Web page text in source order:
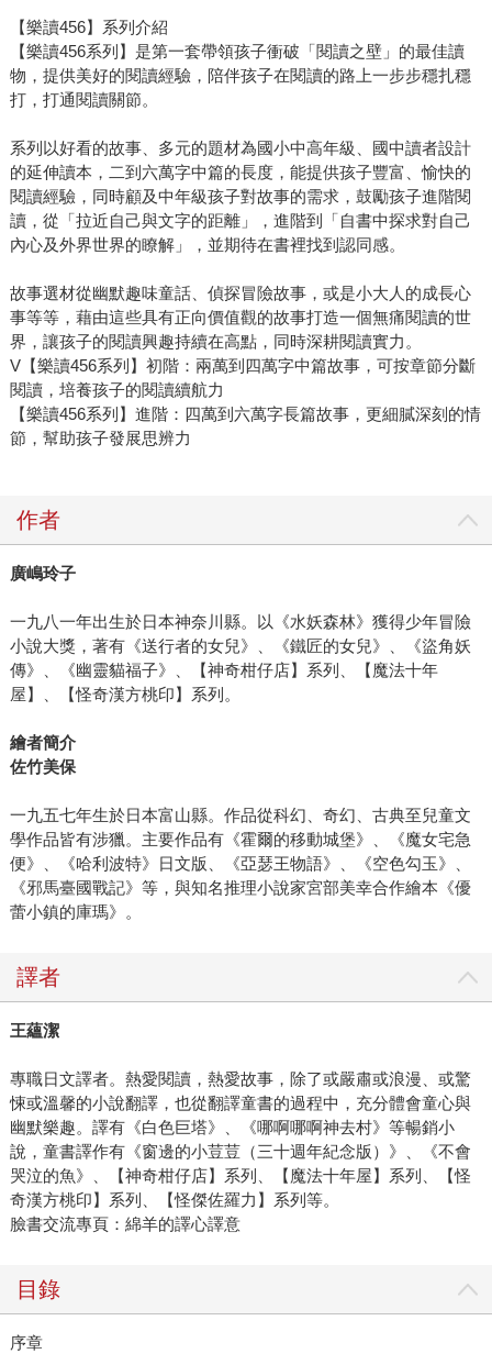
【樂讀456】系列介紹
【樂讀456系列】是第一套帶領孩子衝破「閱讀之壁」的最佳讀
物，提供美好的閱讀經驗，陪伴孩子在閱讀的路上一步步穩扎穩
打，打通閱讀關節。
系列以好看的故事、多元的題材為國小中高年級、國中讀者設計
的延伸讀本，二到六萬字中篇的長度，能提供孩子豐富、愉快的
閱讀經驗，同時顧及中年級孩子對故事的需求，鼓勵孩子進階閱
讀，從「拉近自己與文字的距離」，進階到「自書中探求對自己
內心及外界世界的瞭解」，並期待在書裡找到認同感。
故事選材從幽默趣味童話、偵探冒險故事，或是小大人的成長心
事等等，藉由這些具有正向價值觀的故事打造一個無痛閱讀的世
界，讓孩子的閱讀興趣持續在高點，同時深耕閱讀實力。
V【樂讀456系列】初階：兩萬到四萬字中篇故事，可按章節分斷
閱讀，培養孩子的閱讀續航力
【樂讀456系列】進階：四萬到六萬字長篇故事，更細膩深刻的情
節，幫助孩子發展思辨力
作者
廣嶋玲子
一九八一年出生於日本神奈川縣。以《水妖森林》獲得少年冒險
小說大獎，著有《送行者的女兒》、《鐵匠的女兒》、《盜角妖
傳》、《幽靈貓福子》、【神奇柑仔店】系列、【魔法十年
屋】、【怪奇漢方桃印】系列。
繪者簡介
佐竹美保
一九五七年生於日本富山縣。作品從科幻、奇幻、古典至兒童文
學作品皆有涉獵。主要作品有《霍爾的移動城堡》、《魔女宅急
便》、《哈利波特》日文版、《亞瑟王物語》、《空色勾玉》、
《邪馬臺國戰記》等，與知名推理小說家宮部美幸合作繪本《優
蕾小鎮的庫瑪》。
譯者
王蘊潔
專職日文譯者。熱愛閱讀，熱愛故事，除了或嚴肅或浪漫、或驚
悚或溫馨的小說翻譯，也從翻譯童書的過程中，充分體會童心與
幽默樂趣。譯有《白色巨塔》、《哪啊哪啊神去村》等暢銷小
說，童書譯作有《窗邊的小荳荳（三十週年紀念版）》、《不會
哭泣的魚》、【神奇柑仔店】系列、【魔法十年屋】系列、【怪
奇漢方桃印】系列、【怪傑佐羅力】系列等。
臉書交流專頁：綿羊的譯心譯意
目錄
序章